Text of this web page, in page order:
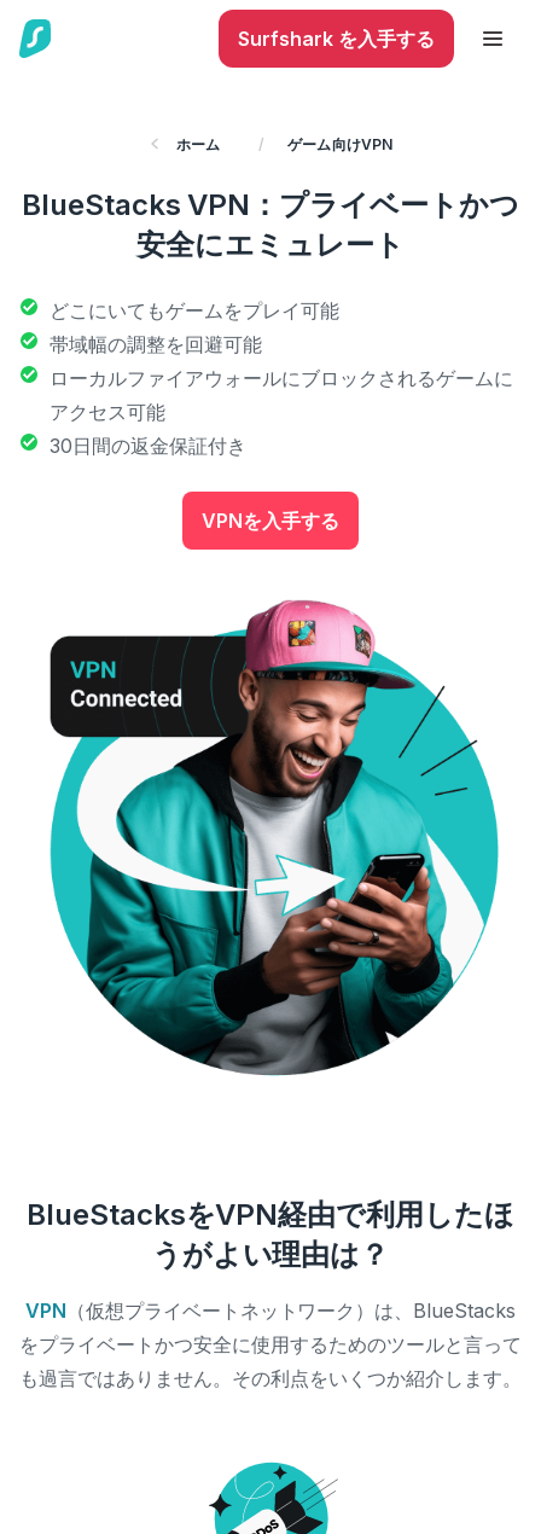
Surfshark を入手する
ホーム / ゲーム向けVPN
BlueStacks VPN：プライベートかつ
安全にエミュレート
どこにいてもゲームをプレイ可能
帯域幅の調整を回避可能
ローカルファイアウォールにブロックされるゲームに
アクセス可能
30日間の返金保証付き
VPNを入手する
BlueStacksをVPN経由で利用したほ
うがよい理由は？
VPN （仮想プライベートネットワーク）は、BlueStacks
をプライベートかつ安全に使用するためのツールと言って
も過言ではありません。その利点をいくつか紹介します。